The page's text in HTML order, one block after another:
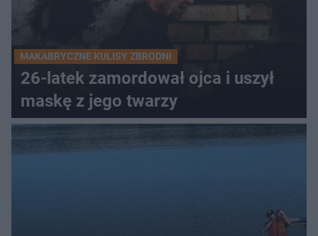
MAKABRYCZNE KULISY ZBRODNI
26-latek zamordował ojca i uszył
maskę z jego twarzy